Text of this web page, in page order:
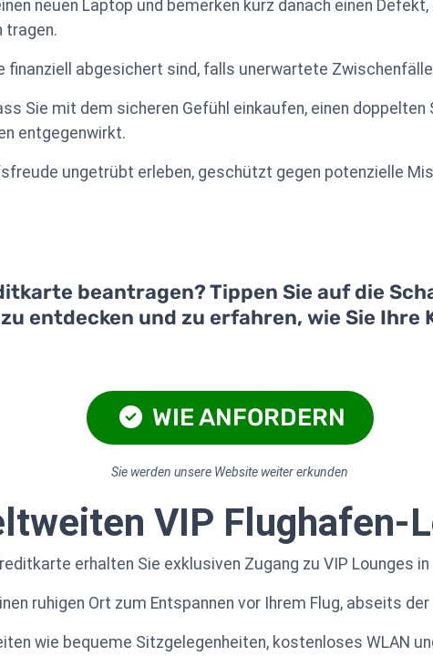
neuen Laptop und bemerken kurz danach einen
tragen.
finanziell abgesichert sind, falls unerwartete
Sie mit dem sicheren Gefühl einkaufen, einen doppelten
entgegenwirkt.
ungetrübt erleben, geschützt gegen potenzielle
beantragen? Tippen Sie auf die
entdecken und zu erfahren, wie Sie Ihre
WIE ANFORDERN
Sie werden unsere Website weiter erkunden
VIP Flughafen-
erhalten Sie exklusiven Zugang zu VIP Lounges
ruhigen Ort zum Entspannen vor Ihrem Flug, abseits
wie bequeme Sitzgelegenheiten, kostenloses WLAN